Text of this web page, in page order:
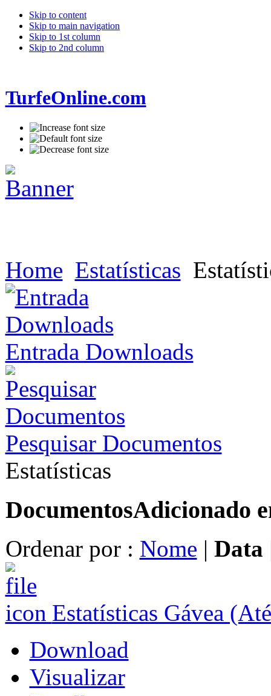
Skip to content
Skip to main navigation
Skip to 1st column
Skip to 2nd column
TurfeOnline.com
Home Estatísticas
Entrada Downloads
Pesquisar Documentos
Estatísticas
DocumentosAdicionado
Ordenar por : Nome | Data
Estatísticas Gávea
Download
Visualizar